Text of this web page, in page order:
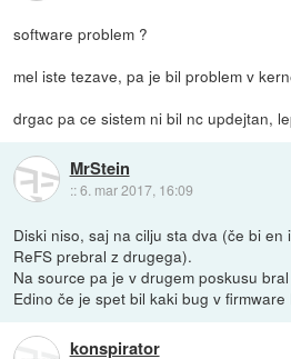
software problem ?
mel iste tezave, pa je bil problem v
drgac pa ce sistem ni bil nc updejtan,
MrStein
::6. mar 2017, 16:09
Diski niso, saj na cilju sta dva (če bi
ReFS prebral z drugega).
Na source pa je v drugem poskusu
Edino če je spet bil kaki bug v firmware
konspirator